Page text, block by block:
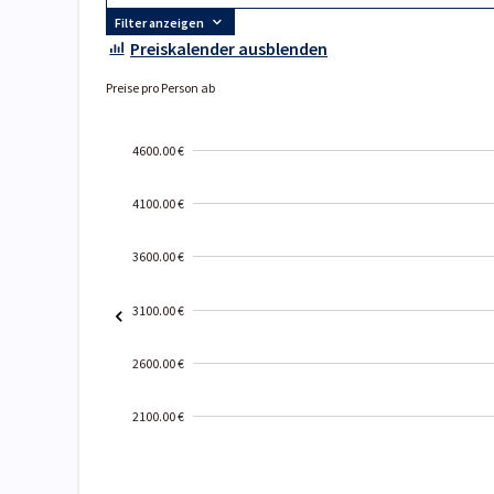
Filter anzeigen
Preiskalender ausblenden
Preise pro Person ab
4600.00 €
4100.00 €
3600.00 €
3100.00 €
2600.00 €
2100.00 €